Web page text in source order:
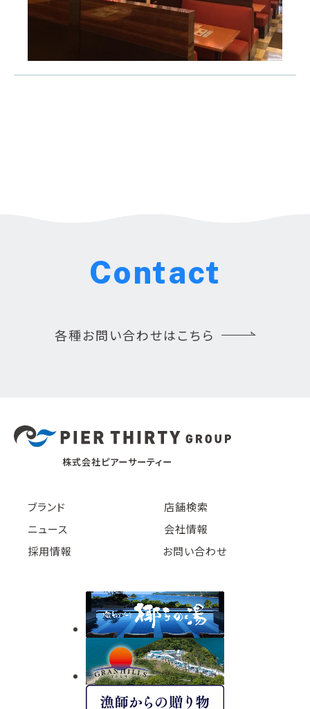
Contact
各種お問い合わせはこちら
株式会社ピアーサーティー
ブランド
店舗検索
ニュース
会社情報
採用情報
お問い合わせ